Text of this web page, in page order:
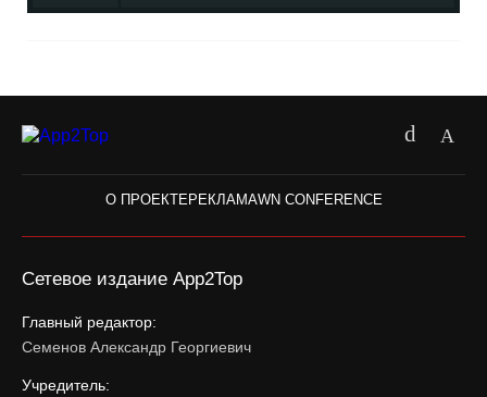
О ПРОЕКТЕ РЕКЛАМАWN CONFERENCE
Сетевое издание App2Top
Главный редактор:
Семенов Александр Георгиевич
Учредитель: